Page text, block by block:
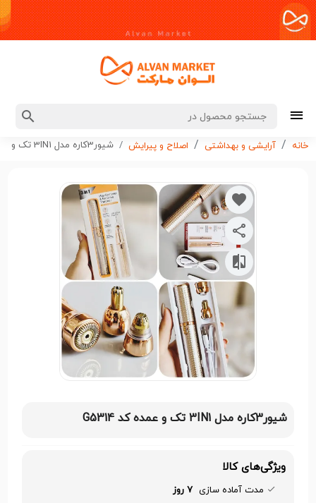
خانه آرایشی و بهداشتی اصلاح و پیرایش شیور3کاره مدل 3IN1 تک و عمده کد G5314
شیور3کاره مدل 3IN1 تک و عمده کد G5314
ویژگی‌های کالا
مدت آماده سازی 7 روز